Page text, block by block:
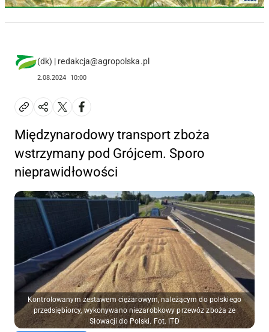
(dk) | redakcja@agropolska.pl
2.08.2024 10:00
Międzynarodowy transport zboża
wstrzymany pod Grójcem. Sporo
nieprawidłowości
Kontrolowanym zestawem ciężarowym, należącym do polskiego
przedsiębiorcy, wykonywano niezarobkowy przewóz zboża ze
Słowacji do Polski. Fot. ITD